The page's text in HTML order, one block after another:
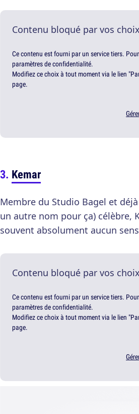
Contenu bloqué par vos
Ce contenu est fourni par un service tiers.
paramètres de confidentialité.
Modifiez ce choix à tout moment via le lien
page.
Kemar
Membre du Studio Bagel et
un autre nom pour ça) célèbre,
souvent absolument aucun
Contenu bloqué par vos
Ce contenu est fourni par un service tiers.
paramètres de confidentialité.
Modifiez ce choix à tout moment via le lien
page.